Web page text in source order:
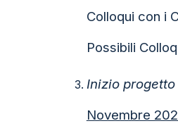
Colloqui con i
Possibili
Inizio progetto
Novembre